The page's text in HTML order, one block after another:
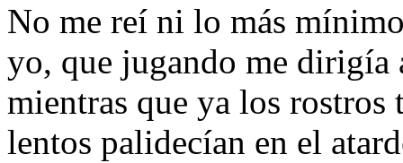
No me reí ni lo más
yo, que jugando me dirigía
mientras que ya los rostros
lentos palidecían en el